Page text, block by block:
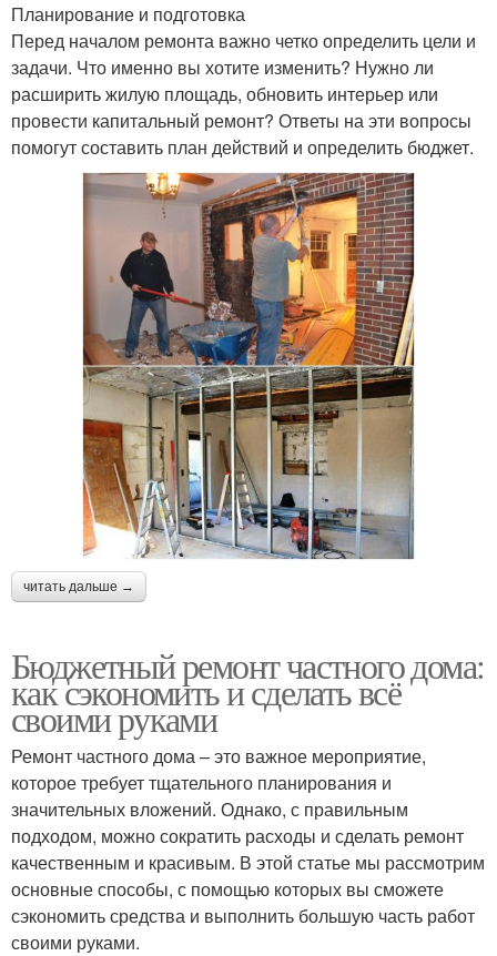
Планирование и подготовка
Перед началом ремонта важно четко определить цели и
задачи. Что именно вы хотите изменить? Нужно ли
расширить жилую площадь, обновить интерьер или
провести капитальный ремонт? Ответы на эти вопросы
помогут составить план действий и определить бюджет.
читать дальше →
Бюджетный ремонт частного дома:
как сэкономить и сделать всё
своими руками
Ремонт частного дома – это важное мероприятие,
которое требует тщательного планирования и
значительных вложений. Однако, с правильным
подходом, можно сократить расходы и сделать ремонт
качественным и красивым. В этой статье мы рассмотрим
основные способы, с помощью которых вы сможете
сэкономить средства и выполнить большую часть работ
своими руками.